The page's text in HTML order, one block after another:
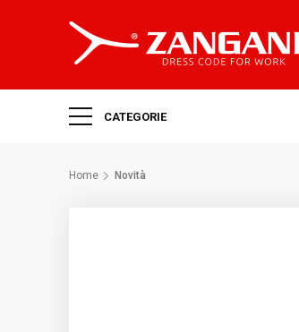
CATEGORIE
Home Novità